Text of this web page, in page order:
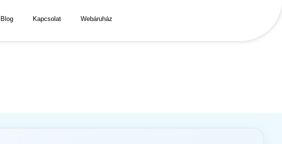
Blog Kapcsolat Webáruház